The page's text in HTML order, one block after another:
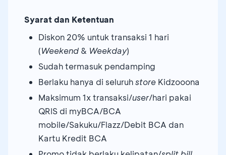
Syarat dan Ketentuan
Diskon 20% untuk transaksi 1 hari
(Weekend & Weekday)
Sudah termasuk pendamping
Berlaku hanya di seluruhstore Kidzooona
Maksimum 1x transaksi/user/hari pakai
QRIS di myBCA/BCA
mobile/Sakuku/Flazz/Debit BCA dan
Kartu Kredit BCA